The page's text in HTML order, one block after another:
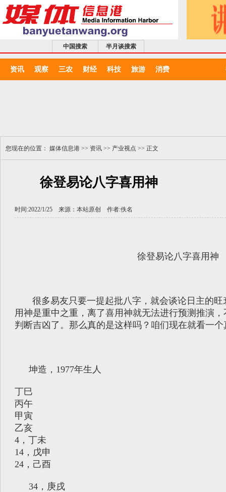
中国搜索 半月谈搜索
资讯 观察 三农 财经 科技 旅游 消费
您现在的位置： 媒体信息港 >> 资讯 >> 产业视点 >> 正文
徐登易论八字喜用神
时间:2022/1/25 来源：本站原创 作者:佚名
徐登易论八字喜用神
很多易友只要一提起批八字，就会谈论日主的旺
用神是重中之重，离了喜用神就无法进行预测推演
判断吉凶了。那么真的是这样吗？咱们现在就看一
坤造，1977年生人
丁巳
丙午
甲寅
乙亥
4，丁未
14，戊申
24，己酉
34，庚戌